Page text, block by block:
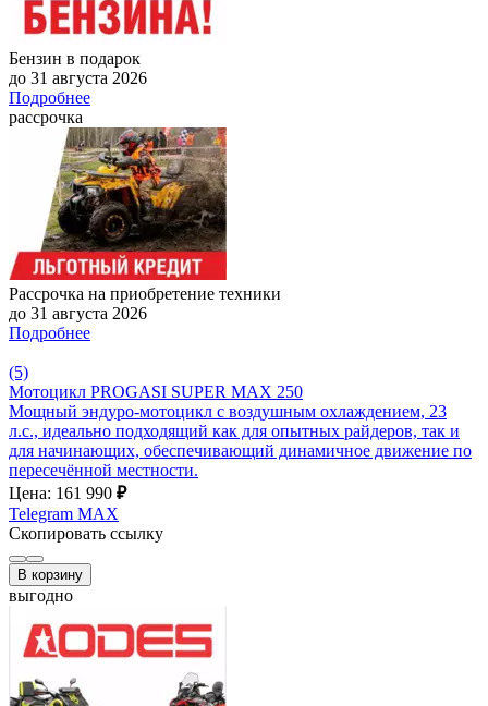
Бензин в подарок
до 31 августа 2026
Подробнее
рассрочка
Рассрочка на приобретение техники
до 31 августа 2026
Подробнее
(5)
Мотоцикл PROGASI SUPER MAX 250
Мощный эндуро-мотоцикл с воздушным охлаждением, 23
л.с., идеально подходящий как для опытных райдеров, так и
для начинающих, обеспечивающий динамичное движение по
пересечённой местности.
Цена: 161 990 ₽
Telegram MAX
Скопировать ссылку
В корзину
выгодно